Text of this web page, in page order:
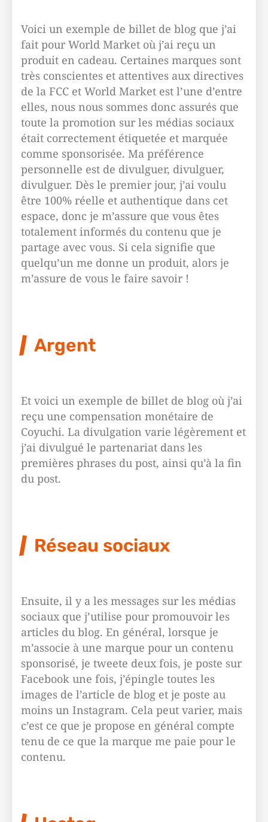
Voici un exemple de billet de blog que j’ai
fait pour World Market où j’ai reçu un
produit en cadeau. Certaines marques sont
très conscientes et attentives aux directives
de la FCC et World Market est l’une d’entre
elles, nous nous sommes donc assurés que
toute la promotion sur les médias sociaux
était correctement étiquetée et marquée
comme sponsorisée. Ma préférence
personnelle est de divulguer, divulguer,
divulguer. Dès le premier jour, j’ai voulu
être 100% réelle et authentique dans cet
espace, donc je m’assure que vous êtes
totalement informés du contenu que je
partage avec vous. Si cela signifie que
quelqu’un me donne un produit, alors je
m’assure de vous le faire savoir !
Argent
Et voici un exemple de billet de blog où j’ai
reçu une compensation monétaire de
Coyuchi. La divulgation varie légèrement et
j’ai divulgué le partenariat dans les
premières phrases du post, ainsi qu’à la fin
du post.
Réseau sociaux
Ensuite, il y a les messages sur les médias
sociaux que j’utilise pour promouvoir les
articles du blog. En général, lorsque je
m’associe à une marque pour un contenu
sponsorisé, je tweete deux fois, je poste sur
Facebook une fois, j’épingle toutes les
images de l’article de blog et je poste au
moins un Instagram. Cela peut varier, mais
c’est ce que je propose en général compte
tenu de ce que la marque me paie pour le
contenu.